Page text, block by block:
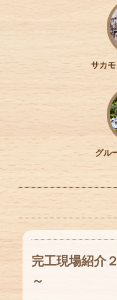
サカ
グル
完工現場紹介
～